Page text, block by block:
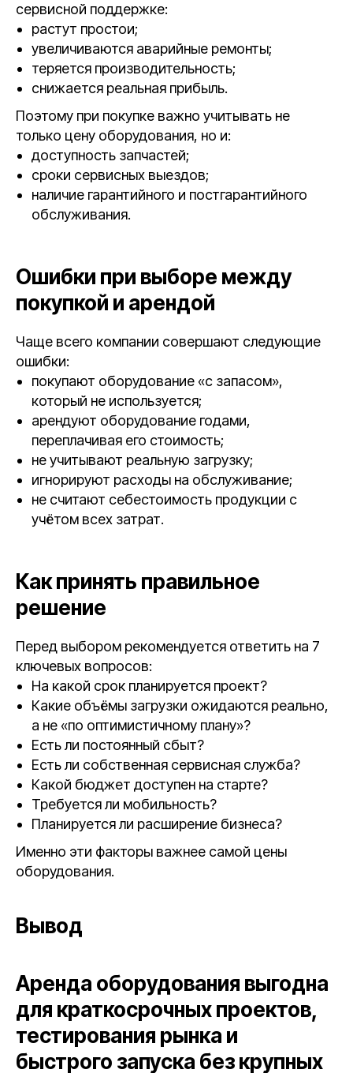
сервисной поддержке:
растут простои;
увеличиваются аварийные ремонты;
теряется производительность;
снижается реальная прибыль.
Поэтому при покупке важно учитывать не
только цену оборудования, но и:
доступность запчастей;
сроки сервисных выездов;
наличие гарантийного и постгарантийного
обслуживания.
Ошибки при выборе между
покупкой и арендой
Чаще всего компании совершают следующие
ошибки:
покупают оборудование «с запасом»,
который не используется;
арендуют оборудование годами,
переплачивая его стоимость;
не учитывают реальную загрузку;
игнорируют расходы на обслуживание;
не считают себестоимость продукции с
учётом всех затрат.
Как принять правильное
решение
Перед выбором рекомендуется ответить на 7
ключевых вопросов:
На какой срок планируется проект?
Какие объёмы загрузки ожидаются реально,
а не «по оптимистичному плану»?
Есть ли постоянный сбыт?
Есть ли собственная сервисная служба?
Какой бюджет доступен на старте?
Требуется ли мобильность?
Планируется ли расширение бизнеса?
Именно эти факторы важнее самой цены
оборудования.
Вывод
Аренда оборудования выгодна
для краткосрочных проектов,
тестирования рынка и
быстрого запуска без крупных